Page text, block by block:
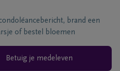
brand een
of bestel bloemen
Betuig je medeleven